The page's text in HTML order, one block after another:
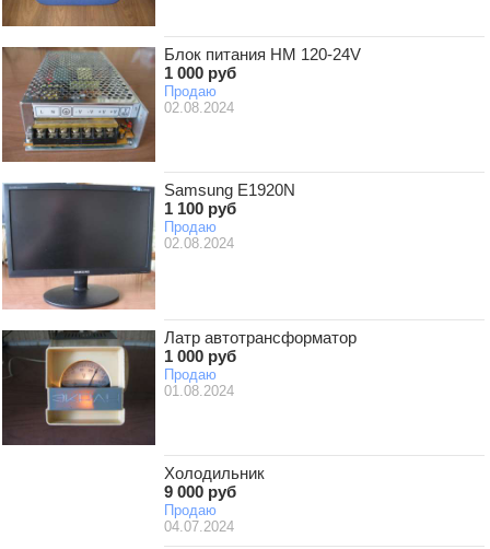
Блок питания HM 120-24V
1 000 руб
Продаю
02.08.2024
Samsung E1920N
1 100 руб
Продаю
02.08.2024
Латр автотрансформатор
1 000 руб
Продаю
01.08.2024
Холодильник
9 000 руб
Продаю
04.07.2024